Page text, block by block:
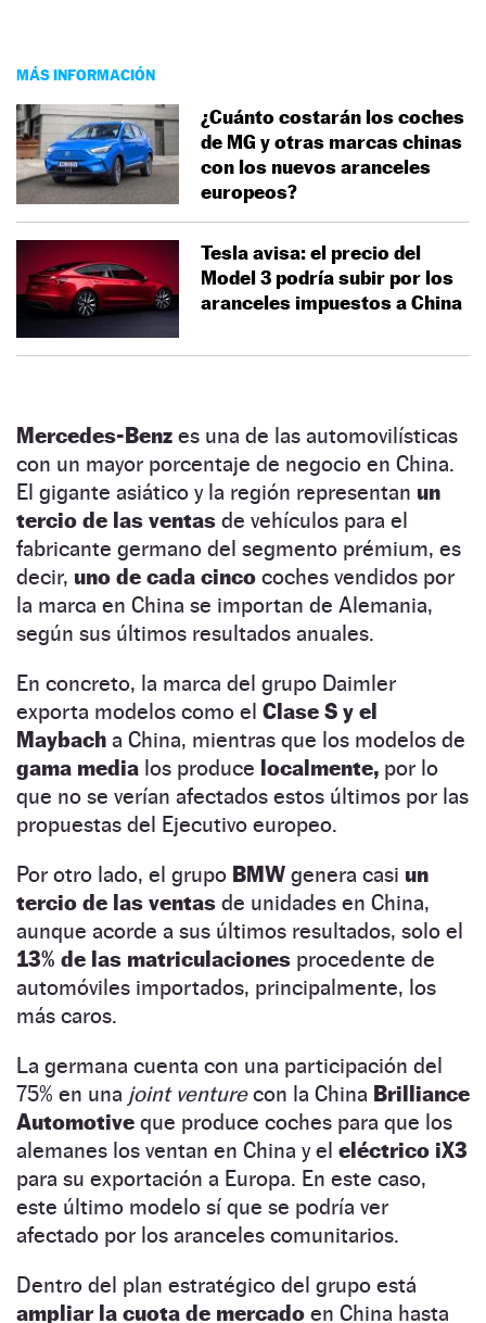
MÁS INFORMACIÓN
¿Cuánto costarán los coches
de MG y otras marcas chinas
con los nuevos aranceles
europeos?
Tesla avisa: el precio del
Model 3 podría subir por los
aranceles impuestos a China
Mercedes-Benz es una de las automovilísticas
con un mayor porcentaje de negocio en China.
El gigante asiático y la región representan un
tercio de las ventas de vehículos para el
fabricante germano del segmento prémium, es
decir, uno de cada cinco coches vendidos por
la marca en China se importan de Alemania,
según sus últimos resultados anuales.
En concreto, la marca del grupo Daimler
exporta modelos como el Clase S y el
Maybach a China, mientras que los modelos de
gama media los produce localmente, por lo
que no se verían afectados estos últimos por las
propuestas del Ejecutivo europeo.
Por otro lado, el grupo BMW genera casi un
tercio de las ventas de unidades en China,
aunque acorde a sus últimos resultados, solo el
13% de las matriculaciones procedente de
automóviles importados, principalmente, los
más caros.
La germana cuenta con una participación del
75% en una joint venturecon la China Brilliance
Automotive que produce coches para que los
alemanes los ventan en China y el eléctrico iX3
para su exportación a Europa. En este caso,
este último modelo sí que se podría ver
afectado por los aranceles comunitarios.
Dentro del plan estratégico del grupo está
ampliar la cuota de mercado en China hasta